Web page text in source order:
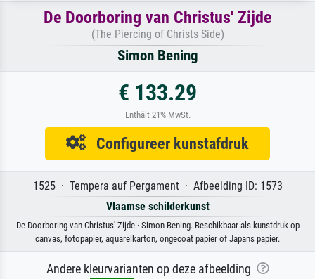
De Doorboring van Christus' Zijde
(The Piercing of Christs Side)
Simon Bening
€ 133.29
Enthält 21% MwSt.
Configureer kunstafdruk
1525 · Tempera auf Pergament · Afbeelding ID: 1573
Vlaamse schilderkunst
De Doorboring van Christus' Zijde · Simon Bening. Beschikbaar als kunstdruk op
canvas, fotopapier, aquarelkarton, ongecoat papier of Japans papier.
Andere kleurvarianten op deze afbeelding